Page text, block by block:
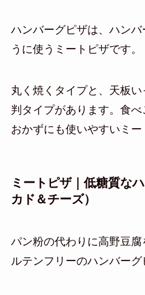
ハンバーグピザは、ハン
うに使うミートピザです。
丸く焼くタイプと、天板
判タイプがあります。食
おかずにも使いやすいミー
ミートピザ｜低糖質な
カド＆チーズ）
パン粉の代わりに高野豆
ルテンフリーのハンバーグ